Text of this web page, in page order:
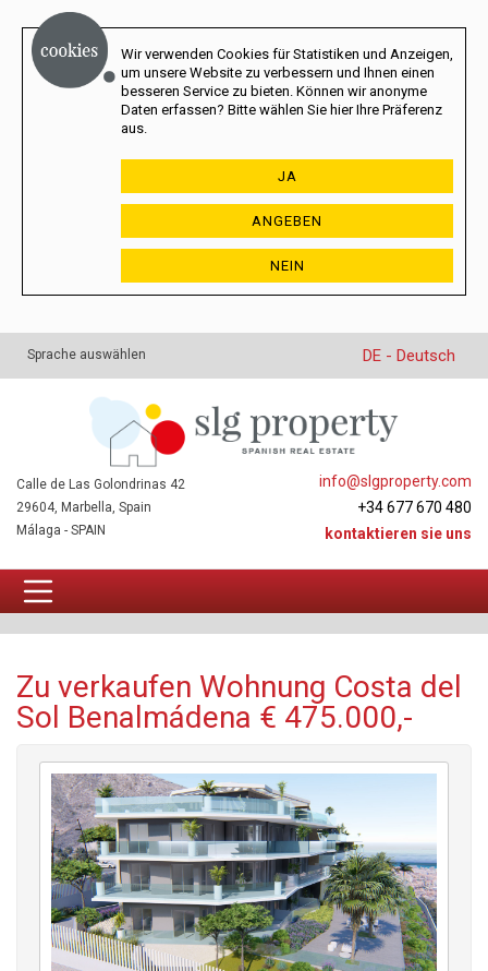
Wir verwenden Cookies für Statistiken und Anzeigen,
um unsere Website zu verbessern und Ihnen einen
besseren Service zu bieten. Können wir anonyme
Daten erfassen? Bitte wählen Sie hier Ihre Präferenz
aus.
JA
ANGEBEN
NEIN
Sprache auswählen DE - Deutsch
info@slgproperty.com
+34 677 670 480
kontaktieren sie uns
Calle de Las Golondrinas 42
29604, Marbella, Spain
Málaga - SPAIN
Zu verkaufen Wohnung Costa del
Sol Benalmádena € 475.000,-